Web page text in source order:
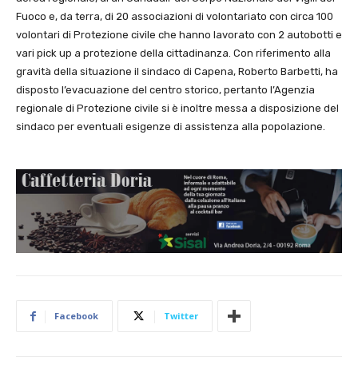
Fuoco e, da terra, di 20 associazioni di volontariato con circa 100
volontari di Protezione civile che hanno lavorato con 2 autobotti e
vari pick up a protezione della cittadinanza. Con riferimento alla
gravità della situazione il sindaco di Capena, Roberto Barbetti, ha
disposto l’evacuazione del centro storico, pertanto l’Agenzia
regionale di Protezione civile si è inoltre messa a disposizione del
sindaco per eventuali esigenze di assistenza alla popolazione.
Facebook Twitter